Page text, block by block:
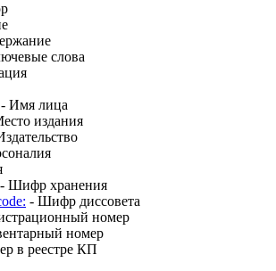
слова
- Имя лица
издания
- Шифр хранения
- Шифр диссовета
номер
номер
в реестре КП